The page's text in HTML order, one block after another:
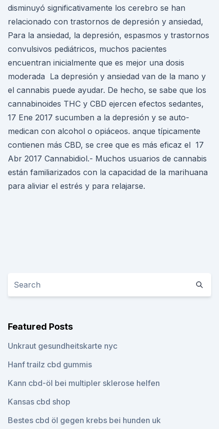
disminuyó significativamente los cerebro se han
relacionado con trastornos de depresión y ansiedad,
Para la ansiedad, la depresión, espasmos y trastornos
convulsivos pediátricos, muchos pacientes
encuentran inicialmente que es mejor una dosis
moderada La depresión y ansiedad van de la mano y
el cannabis puede ayudar. De hecho, se sabe que los
cannabinoides THC y CBD ejercen efectos sedantes,
17 Ene 2017 sucumben a la depresión y se auto-
medican con alcohol o opiáceos. anque típicamente
contienen más CBD, se cree que es más eficaz el 17
Abr 2017 Cannabidiol.- Muchos usuarios de cannabis
están familiarizados con la capacidad de la marihuana
para aliviar el estrés y para relajarse.
Featured Posts
Unkraut gesundheitskarte nyc
Hanf trailz cbd gummis
Kann cbd-öl bei multipler sklerose helfen
Kansas cbd shop
Bestes cbd öl gegen krebs bei hunden uk